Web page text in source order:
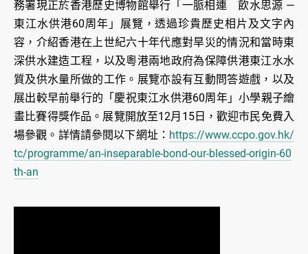
務署現正於香港歷史博物館舉行「一脈相連 飲水思源 —
東江水供港60周年」展覽，透過珍貴歷史相片及文字內
容，介紹香港在上世紀六十年代應對旱災的情況和當時東
深供水建造工程，以及粵港兩地政府為保障供港東江水水
質及供水量所做的工作。展覽亦設有互動問答遊戲，以及
展出較早前舉行的「慶祝東江水供港60周年」小學親子繪
畫比賽得獎作品。展覽開放至12月15日，歡迎市民免費入
場參觀。詳情請參閱以下網址： https://www.ccpo.gov.hk/
tc/programme/an-inseparable-bond-our-blessed-origin-60
th-an